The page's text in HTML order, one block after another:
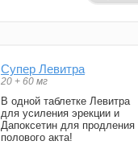
Супер Левитра
20 + 60 мг
В одной таблетке Левитра
для усиления эрекции и
Дапоксетин для продления
полового акта!